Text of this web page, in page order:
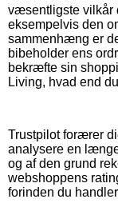
væsentligste vilkår
eksempelvis den
sammenhæng er
bibeholder ens
bekræfte sin
Living, hvad end
Trustpilot forærer
analysere en
og af den grund
webshoppens
forinden du